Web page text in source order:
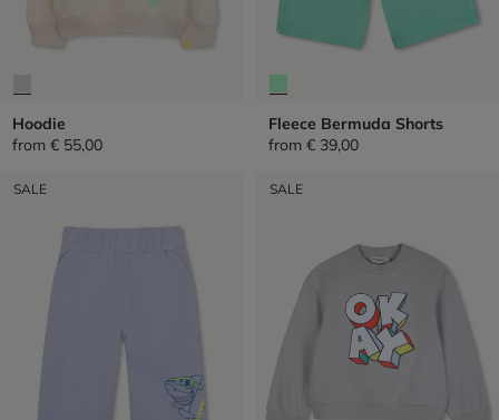
Hoodie
from € 55,00
Fleece Bermuda Shorts
from € 39,00
SALE SALE